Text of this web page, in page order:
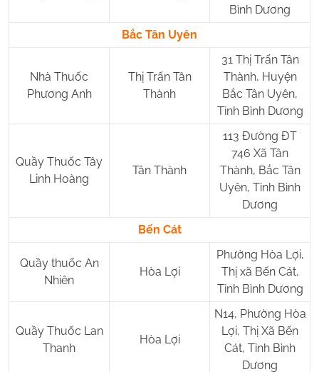
Bình Dương
Bắc Tân Uyên
Nhà Thuốc
Phương Anh
Thị Trấn Tân
Thành
31 Thị Trấn Tân
Thành, Huyện
Bắc Tân Uyên,
Tỉnh Bình Dương
Quầy Thuốc Tây
Linh Hoàng
Tân Thành
113 Đường ĐT
746 Xã Tân
Thành, Bắc Tân
Uyên, Tỉnh Bình
Dương
Bến Cát
Quầy thuốc An
Nhiên
Hòa Lợi
Phường Hòa Lợi,
Thị xã Bến Cát,
Tỉnh Bình Dương
Quầy Thuốc Lan
Thanh
Hòa Lợi
N14, Phường Hòa
Lợi, Thị Xã Bến
Cát, Tỉnh Bình
Dương